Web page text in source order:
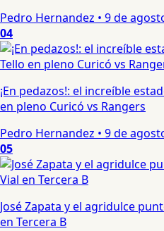
Pedro Hernandez • 9 de
04
¡En pedazos!: el increíble
en pleno Curicó vs Rangers
Pedro Hernandez • 9 de
05
José Zapata y el agridulce
en Tercera B